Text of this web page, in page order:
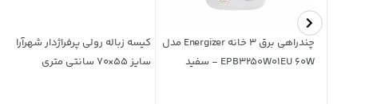
چندراهی برق 3 خانه Energizer مدل
EPB3250W01EU 60W - سفید
کیسه زباله رولی پرفراژدار شهرآرا
سایز 55×70 سانتی متری